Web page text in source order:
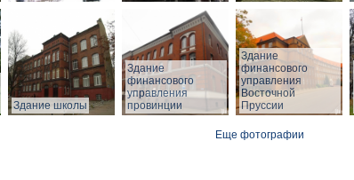
Здание школы
Здание
финансового
управления
провинции
Здание
финансового
управления
Восточной
Пруссии
Еще фотографии